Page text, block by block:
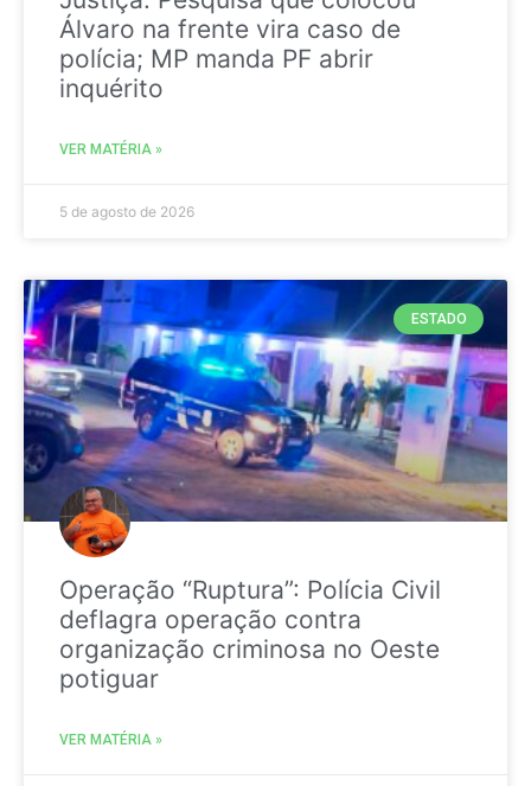
Álvaro na frente vira caso de
polícia; MP manda PF abrir
inquérito
VER MATÉRIA »
5 de agosto de 2026
ESTADO
Operação “Ruptura”: Polícia Civil
deflagra operação contra
organização criminosa no Oeste
potiguar
VER MATÉRIA »